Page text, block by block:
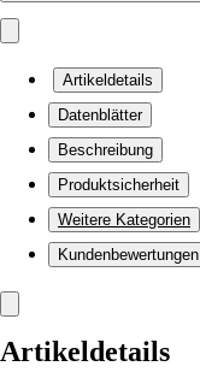
Artikeldetails
Datenblätter
Beschreibung
Produktsicherheit
Weitere Kategorien
Kundenbewertungen
Artikeldetails